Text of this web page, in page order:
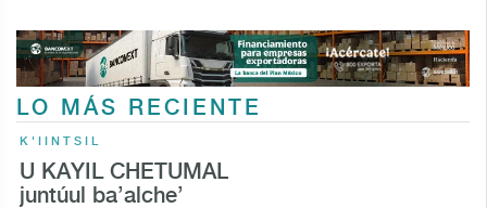
LO MÁS RECIENTE
K'IINTSIL
U KAYIL CHETUMAL
juntúul ba’alche’